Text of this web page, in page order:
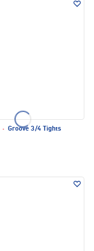
· Groove 3/4 Tights